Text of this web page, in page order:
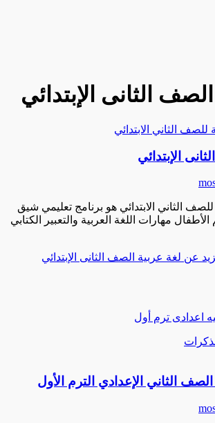
الثانى الإبتدائي
الإبتدائي
الثاني الابتدائي هو برنامج تعليمي شيق
مهارات اللغة العربية والتعبير الكتابي
عن لغة عربية الصف الثانى الإبتدائي
الثاني الإعدادي الترم الأول